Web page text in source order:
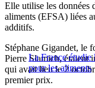
Elle utilise les données
aliments (EFSA) liées
additifs.
La France étudie
pour les aliments
Stéphane Gigandet, le
Pierre Slamich, étaient
qui avait lieu le 2
premier prix.